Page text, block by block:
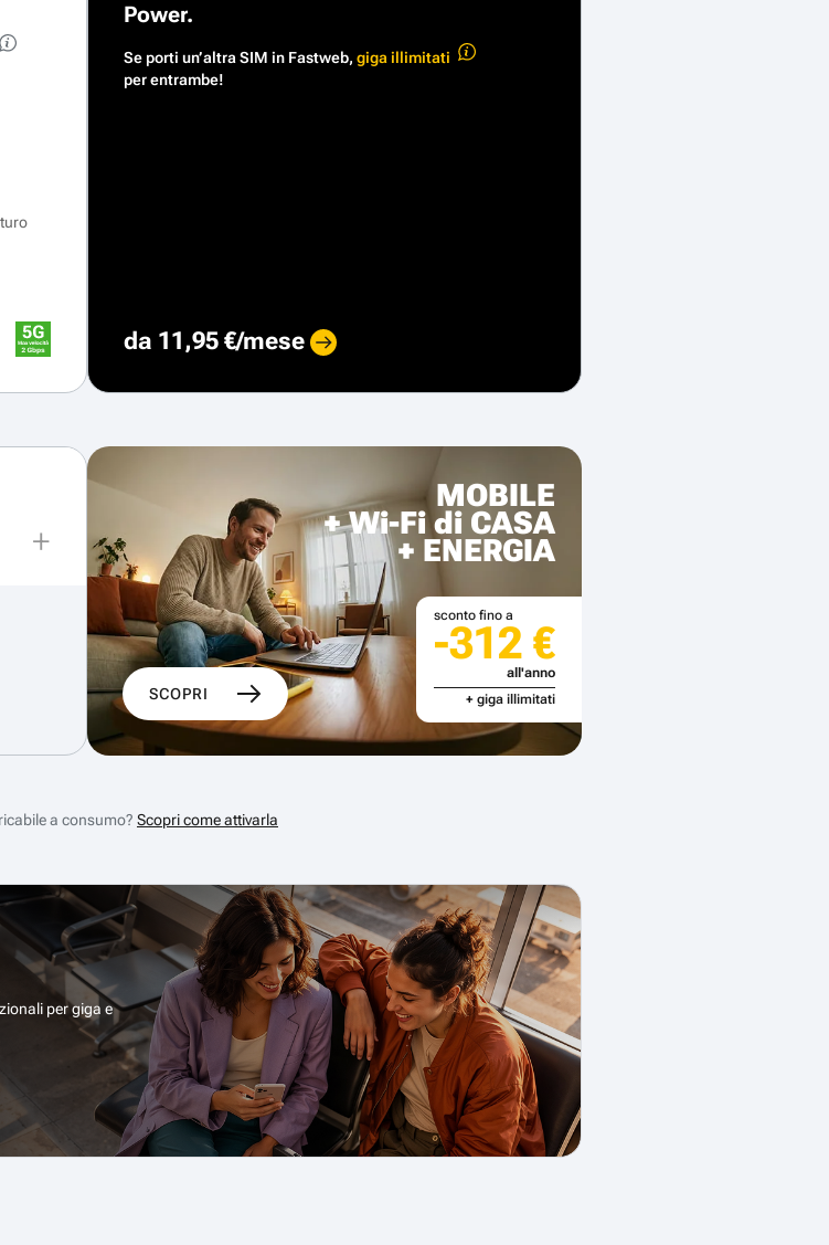
Power.
Se porti un’altra SIM in Fastweb, giga illimitati
per entrambe!
da 11,95 €/mese
+
MOBILE
+ Wi-Fi di CASA
+ ENERGIA
SCOPRI
sconto fino a
-312 €
all'anno
+ giga illimitati
a consumo? Scopri come attivarla
per giga e